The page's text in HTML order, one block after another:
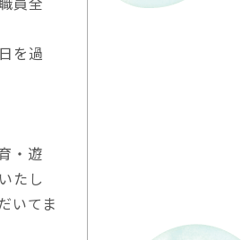
を過
・遊
たし
いてま